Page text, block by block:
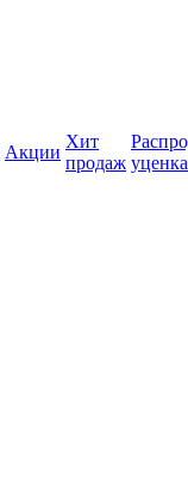
Акции
Хит
продаж уценка